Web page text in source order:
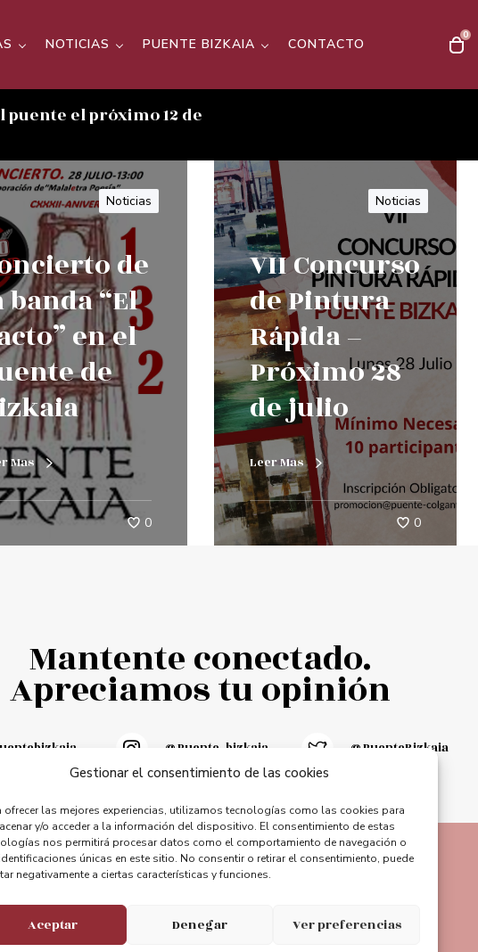
Gestionar el consentimiento de las cookies
ofrecer las mejores experiencias, utilizamos tecnologías como las cookies para
y/o acceder a la información del dispositivo. El consentimiento de estas
nos permitirá procesar datos como el comportamiento de navegación o
únicas en este sitio. No consentir o retirar el consentimiento, puede
negativamente a ciertas características y funciones.
Aceptar Denegar Ver preferencias
NOTICIAS PUENTE BIZKAIA CONTACTO
0
puente el próximo 12 de
Noticias
de
banda “El
en el
de
Mas
0
Noticias
VII Concurso
de Pintura
Rápida –
Próximo 28
de julio
Leer Mas
0
Mantente conectado.
Apreciamos tu opinión
@puente_bizkaia @PuenteBizkaia
Suscríbete a nuestra newsletter